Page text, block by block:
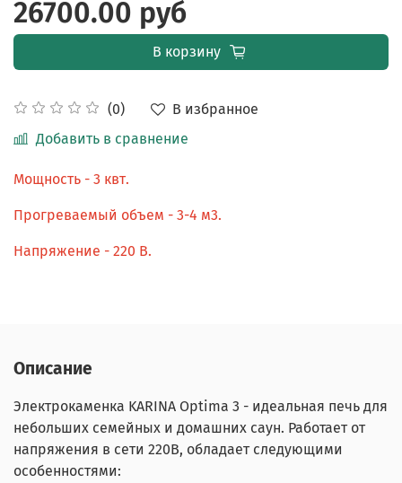
(0)
В избранное
Добавить в сравнение
26700.00 руб
В корзину
Мощность - 3 квт.
Прогреваемый объем - 3-4 м3.
Напряжение - 220 В.
Описание
Электрокаменка KARINA Optima 3 - идеальная печь для
небольших семейных и домашних саун. Работает от
напряжения в сети 220В, обладает следующими
особенностями: